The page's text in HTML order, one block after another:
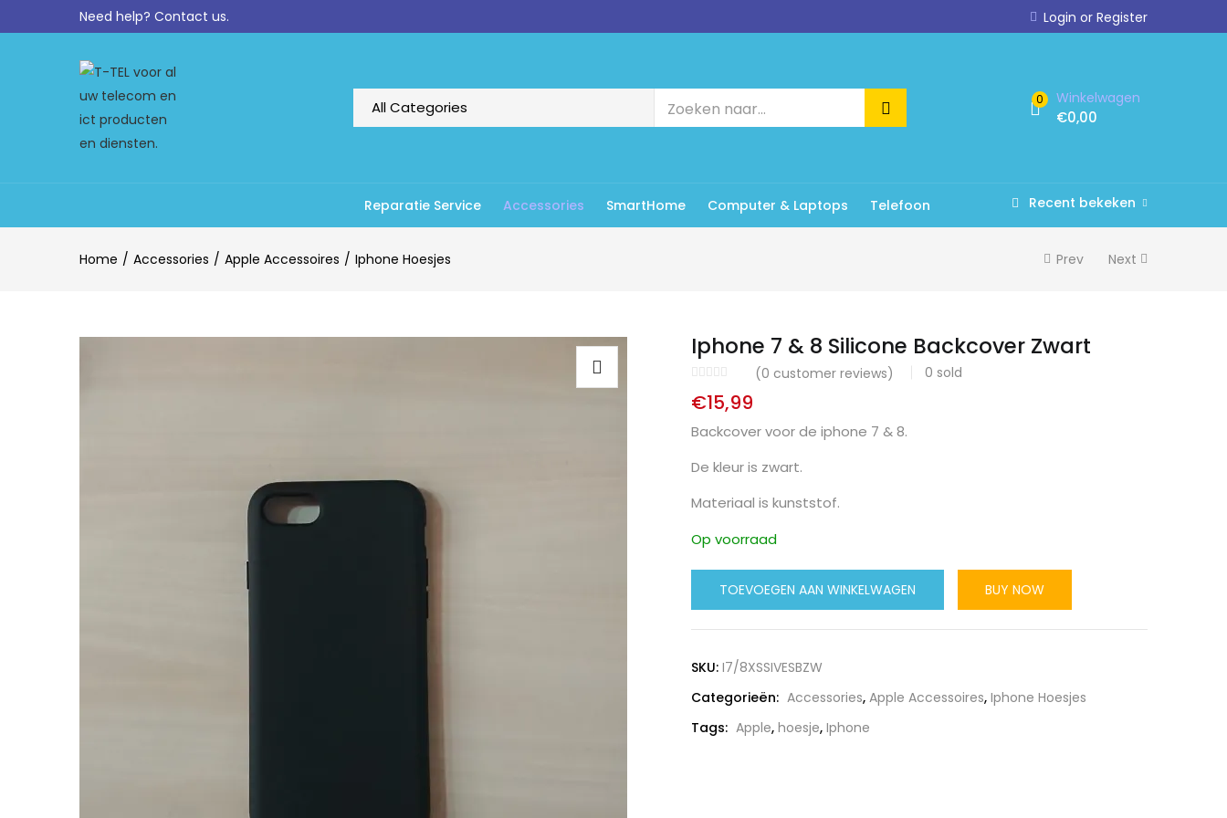
Need help? Contact us. Login or Register
0 Winkelwagen
€0,00
Reparatie Service Accessories SmartHome Computer & Laptops Telefoon Recent bekeken
Home Accessories Apple Accessoires Iphone Hoesjes Prev Next
Iphone 7 & 8 Silicone Backcover Zwart
(0 customer reviews) 0 sold
€15,99
Backcover voor de iphone 7 & 8.
De kleur is zwart.
Materiaal is kunststof.
Op voorraad
Iphone
&
Silicone
Backcover
Zwart
TOEVOEGEN AAN WINKELWAGEN BUY NOW
SKU: I7/8XSSIVESBZW
Categorieën: Accessories, Apple Accessoires, Iphone Hoesjes
Tags: Apple, hoesje, Iphone